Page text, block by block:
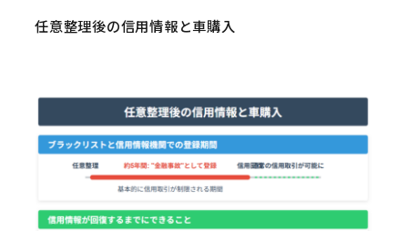
任意整理後の信用情報と車購入